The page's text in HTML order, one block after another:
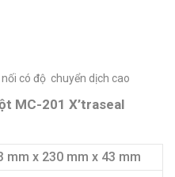
có độ chuyển dịch cao
MC-201 X’traseal
mm x 230 mm x 43 mm